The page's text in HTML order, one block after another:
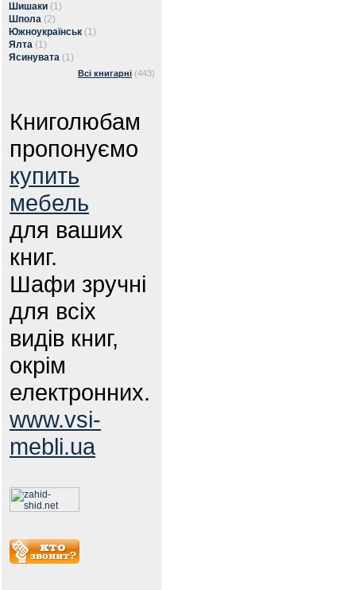
Шишаки (1)
Шпола (2)
Южноукраїнськ (1)
Ялта (1)
Ясинувата (1)
Всі книгарні (443)
Книголюбам
пропонуємо
купить
мебель
для ваших
книг.
Шафи зручні
для всіх
видів книг,
окрім
електронних.
www.vsi-
mebli.ua